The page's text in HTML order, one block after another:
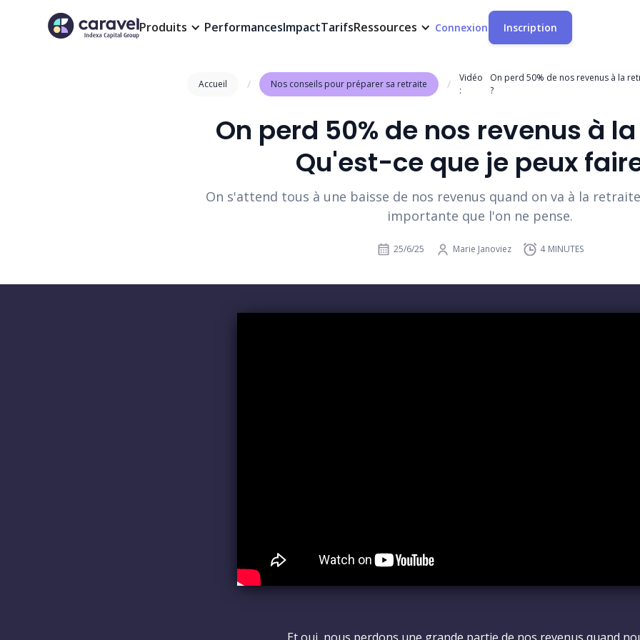
Produits PerformancesImpactTarifsRessources Connexion Inscription
Accueil / Nos conseils pour préparer sa retraite /
Vidéo
:
On perd 50% de nos revenus à la
?
On perd 50% de nos revenus à
Qu'est-ce que je peux
On s'attend tous à une baisse de nos revenus quand on va à la
importante que l'on ne pense.
25/6/25 Marie Janoviez 4 MINUTES